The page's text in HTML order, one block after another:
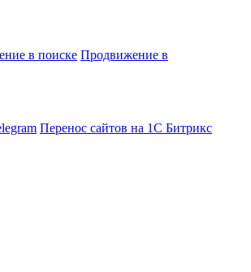
в поиске Продвижение в
Перенос сайтов на 1С Битрикс